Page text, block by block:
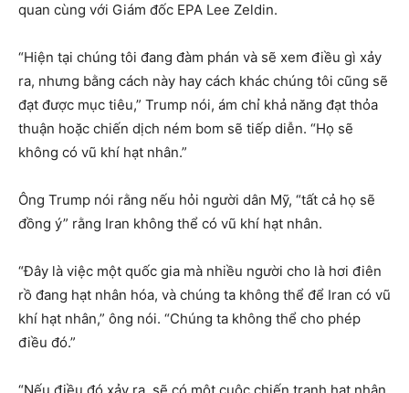
quan cùng với Giám đốc EPA Lee Zeldin.
“Hiện tại chúng tôi đang đàm phán và sẽ xem điều gì xảy
ra, nhưng bằng cách này hay cách khác chúng tôi cũng sẽ
đạt được mục tiêu,” Trump nói, ám chỉ khả năng đạt thỏa
thuận hoặc chiến dịch ném bom sẽ tiếp diễn. “Họ sẽ
không có vũ khí hạt nhân.”
Ông Trump nói rằng nếu hỏi người dân Mỹ, “tất cả họ sẽ
đồng ý” rằng Iran không thể có vũ khí hạt nhân.
“Đây là việc một quốc gia mà nhiều người cho là hơi điên
rồ đang hạt nhân hóa, và chúng ta không thể để Iran có vũ
khí hạt nhân,” ông nói. “Chúng ta không thể cho phép
điều đó.”